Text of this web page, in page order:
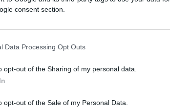
consent section.
Data Processing Opt Outs
opt-out of the Sharing of my personal data.
opt-out of the Sale of my Personal Data.
venezuelani in Canada
di migranti venezuelani in Canada. Due
Mela.